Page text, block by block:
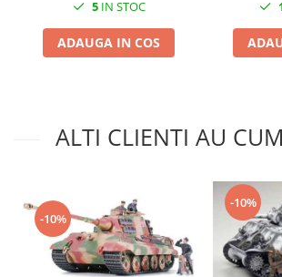
5IN STOC
ADAUGA IN COS
ALTI CLIENTI AU
-10%
-10%